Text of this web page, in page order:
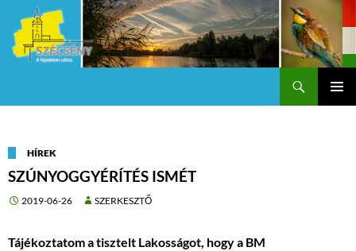
HÍREK
SZÚNYOGGYÉRÍTÉS ISMÉT
2019-06-26 SZERKESZTŐ
Tájékoztatom a tisztelt Lakosságot, hogy a BM